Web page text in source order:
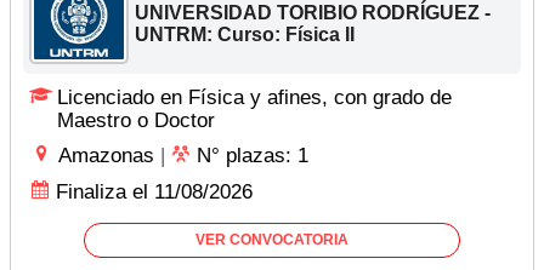
UNIVERSIDAD TORIBIO RODRÍGUEZ -
UNTRM: Curso: Física II
Licenciado en Física y afines, con grado de
Maestro o Doctor
Amazonas |
N° plazas: 1
Finaliza el 11/08/2026
VER CONVOCATORIA